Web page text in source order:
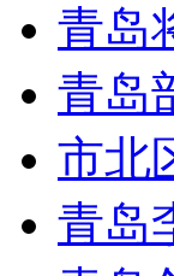
青岛
青岛
市北
青岛